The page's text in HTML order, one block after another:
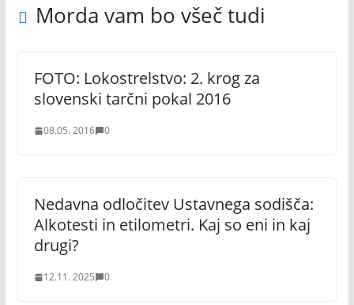
Morda vam bo všeč tudi
FOTO: Lokostrelstvo: 2. krog za
slovenski tarčni pokal 2016
08.05. 2016 0
Nedavna odločitev Ustavnega sodišča:
Alkotesti in etilometri. Kaj so eni in kaj
drugi?
12.11. 2025 0